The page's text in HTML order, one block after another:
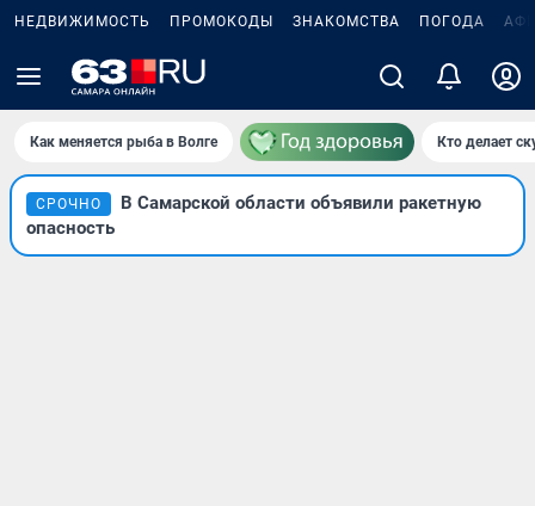
НЕДВИЖИМОСТЬ ПРОМОКОДЫ ЗНАКОМСТВА ПОГОДА
Как меняется рыба в Волге Кто делает
СРОЧНО
В Самарской области объявили ракетную
опасность